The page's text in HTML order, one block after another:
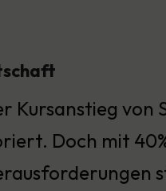
Kursanstieg von
Doch mit